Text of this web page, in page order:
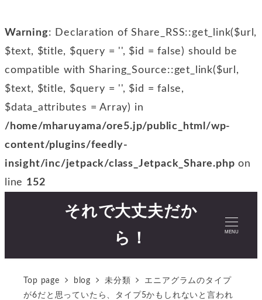
Warning: Declaration of Share_RSS::get_link($url,
$text, $title, $query = '', $id = false) should be
compatible with Sharing_Source::get_link($url,
$text, $title, $query = '', $id = false,
$data_attributes = Array) in
/home/mharuyama/ore5.jp/public_html/wp-
content/plugins/feedly-
insight/inc/jetpack/class_Jetpack_Share.php on
line 152
それで大丈夫だか
ら！
MENU
Top page blog 未分類
エニアグラムのタイプ
が6だと思っていたら、タイプ5かもしれないと言われ